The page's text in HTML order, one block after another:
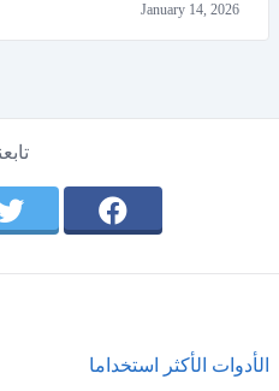
January 14, 2026
الأدوات الأكثر استخداما